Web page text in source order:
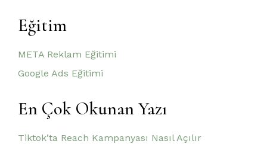
Eğitim
META Reklam Eğitimi
Google Ads Eğitimi
En Çok Okunan Yazı
Tiktok’ta Reach Kampanyası Nasıl Açılır